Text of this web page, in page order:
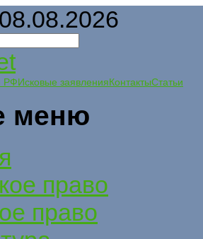
РФИсковые заявленияКонтактыСтатьи
меню
право
право